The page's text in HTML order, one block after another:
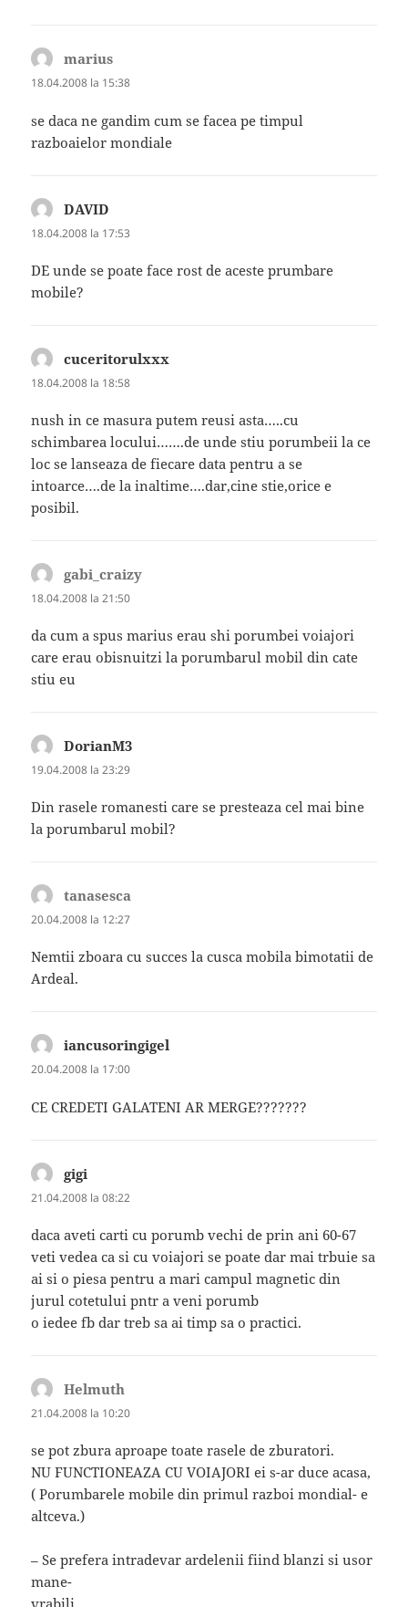
marius
18.04.2008 la 15:38
se daca ne gandim cum se facea pe timpul
razboaielor mondiale
DAVID
18.04.2008 la 17:53
DE unde se poate face rost de aceste prumbare
mobile?
cuceritorulxxx
18.04.2008 la 18:58
nush in ce masura putem reusi asta…..cu
schimbarea locului…….de unde stiu porumbeii la ce
loc se lanseaza de fiecare data pentru a se
intoarce….de la inaltime….dar,cine stie,orice e
posibil.
gabi_craizy
18.04.2008 la 21:50
da cum a spus marius erau shi porumbei voiajori
care erau obisnuitzi la porumbarul mobil din cate
stiu eu
DorianM3
19.04.2008 la 23:29
Din rasele romanesti care se presteaza cel mai bine
la porumbarul mobil?
tanasesca
20.04.2008 la 12:27
Nemtii zboara cu succes la cusca mobila bimotatii de
Ardeal.
iancusoringigel
20.04.2008 la 17:00
CE CREDETI GALATENI AR MERGE???????
gigi
21.04.2008 la 08:22
daca aveti carti cu porumb vechi de prin ani 60-67
veti vedea ca si cu voiajori se poate dar mai trbuie sa
ai si o piesa pentru a mari campul magnetic din
jurul cotetului pntr a veni porumb
o iedee fb dar treb sa ai timp sa o practici.
Helmuth
21.04.2008 la 10:20
se pot zbura aproape toate rasele de zburatori.
NU FUNCTIONEAZA CU VOIAJORI ei s-ar duce acasa,
( Porumbarele mobile din primul razboi mondial- e
altceva.)
– Se prefera intradevar ardelenii fiind blanzi si usor
mane-